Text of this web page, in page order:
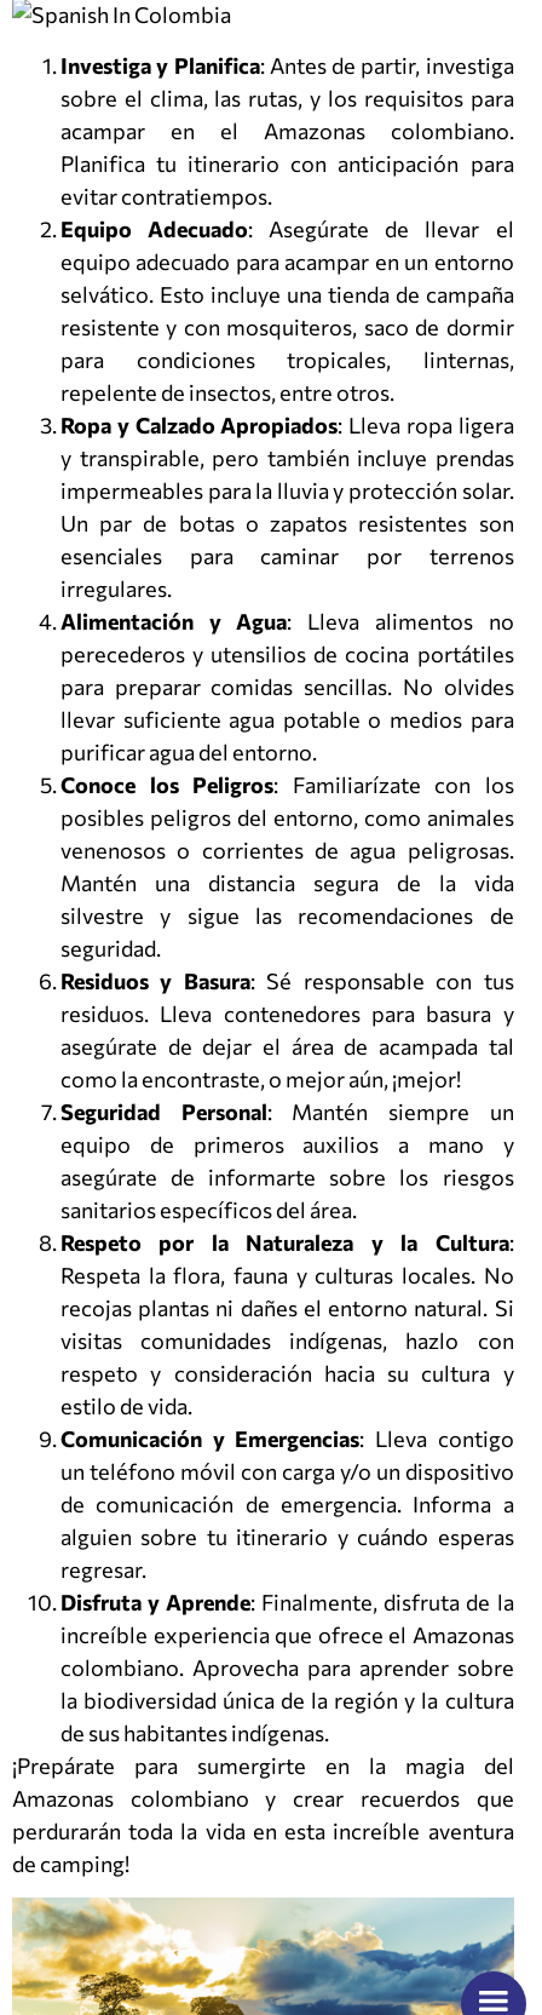
Investiga y Planifica: Antes de partir, investiga
sobre el clima, las rutas, y los requisitos para
acampar en el Amazonas colombiano.
Planifica tu itinerario con anticipación para
evitar contratiempos.
Equipo Adecuado: Asegúrate de llevar el
equipo adecuado para acampar en un entorno
selvático. Esto incluye una tienda de campaña
resistente y con mosquiteros, saco de dormir
para condiciones tropicales, linternas,
repelente de insectos, entre otros.
Ropa y Calzado Apropiados: Lleva ropa ligera
y transpirable, pero también incluye prendas
impermeables para la lluvia y protección solar.
Un par de botas o zapatos resistentes son
esenciales para caminar por terrenos
irregulares.
Alimentación y Agua: Lleva alimentos no
perecederos y utensilios de cocina portátiles
para preparar comidas sencillas. No olvides
llevar suficiente agua potable o medios para
purificar agua del entorno.
Conoce los Peligros: Familiarízate con los
posibles peligros del entorno, como animales
venenosos o corrientes de agua peligrosas.
Mantén una distancia segura de la vida
silvestre y sigue las recomendaciones de
seguridad.
Residuos y Basura: Sé responsable con tus
residuos. Lleva contenedores para basura y
asegúrate de dejar el área de acampada tal
como la encontraste, o mejor aún, ¡mejor!
Seguridad Personal: Mantén siempre un
equipo de primeros auxilios a mano y
asegúrate de informarte sobre los riesgos
sanitarios específicos del área.
Respeto por la Naturaleza y la Cultura:
Respeta la flora, fauna y culturas locales. No
recojas plantas ni dañes el entorno natural. Si
visitas comunidades indígenas, hazlo con
respeto y consideración hacia su cultura y
estilo de vida.
Comunicación y Emergencias: Lleva contigo
un teléfono móvil con carga y/o un dispositivo
de comunicación de emergencia. Informa a
alguien sobre tu itinerario y cuándo esperas
regresar.
Disfruta y Aprende: Finalmente, disfruta de la
increíble experiencia que ofrece el Amazonas
colombiano. Aprovecha para aprender sobre
la biodiversidad única de la región y la cultura
de sus habitantes indígenas.
¡Prepárate para sumergirte en la magia del
Amazonas colombiano y crear recuerdos que
perdurarán toda la vida en esta increíble aventura
de camping!